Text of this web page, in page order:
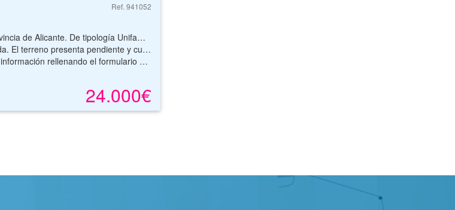
Ref. 941052
estimada de 523,53m² y un número estimado de 3 unidades a edificar.
y cuenta con acceso desde dos calles en esquina.
o por teléfono. Estaremos encantados de atenderte.
24.000€